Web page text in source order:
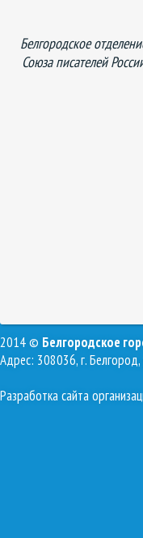
Белгородское
Союза писателей
2014 © Белгородское
Адрес: 308036, г.
Разработка сайта